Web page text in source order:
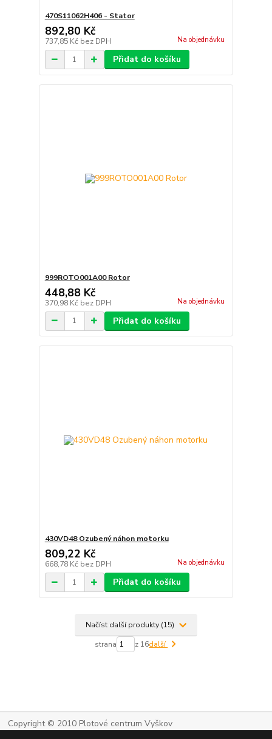
470S11062H406 - Stator
892,80 Kč
737,85 Kč bez DPH Na objednávku
Přidat do košíku
999ROTO001A00 Rotor
448,88 Kč
370,98 Kč bez DPH Na objednávku
Přidat do košíku
430VD48 Ozubený náhon motorku
809,22 Kč
668,78 Kč bez DPH Na objednávku
Přidat do košíku
Načíst další produkty (15)
strana z 16další
Copyright © 2010 Plotové centrum Vyškov